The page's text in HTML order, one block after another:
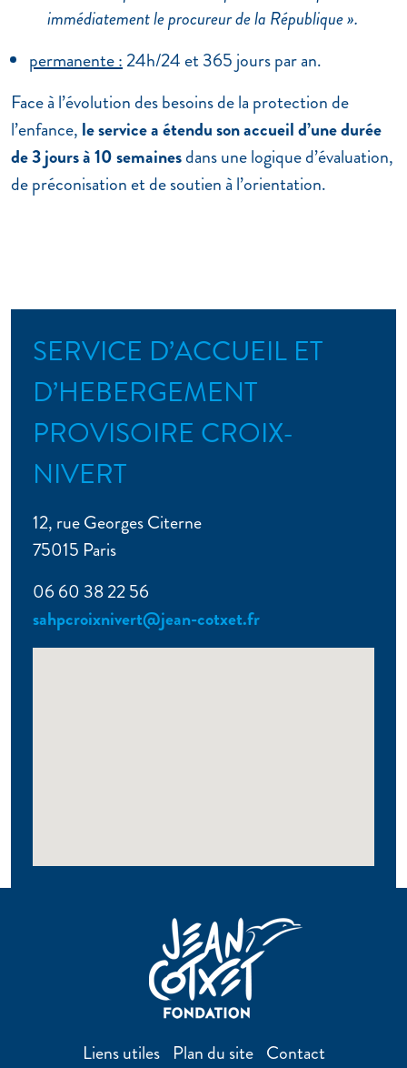
immédiatement le procureur de la République ».
permanente :24h/24 et 365 jours par an.
Face à l’évolution des besoins de la protection de
l’enfance, le service a étendu son accueil d’une durée
de 3 jours à 10 semainesdans une logique d’évaluation,
de préconisation et de soutien à l’orientation.
SERVICE D’ACCUEIL ET
D’HEBERGEMENT
PROVISOIRE CROIX-
NIVERT
12, rue Georges Citerne
75015 Paris
06 60 38 22 56
sahpcroixnivert@jean-cotxet.fr
Liens utiles Plan du site Contact